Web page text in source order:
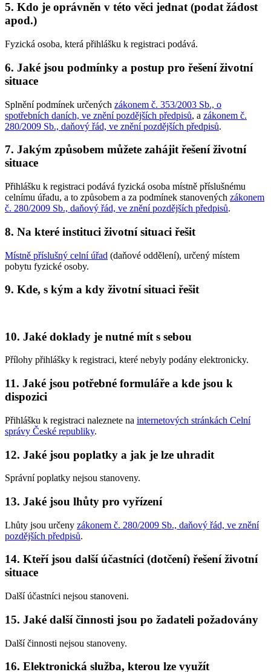
5. Kdo je oprávněn v této věci jednat (podat žádost
apod.)
Fyzická osoba, která přihlášku k registraci podává.
6. Jaké jsou podmínky a postup pro řešení životní
situace
Splnění podmínek určených zákonem č. 353/2003 Sb., o
spotřebních daních, ve znění pozdějších předpisů, a zákonem č.
280/2009 Sb., daňový řád, ve znění pozdějších předpisů.
7. Jakým způsobem můžete zahájit řešení životní
situace
Přihlášku k registraci podává fyzická osoba místně příslušnému
celnímu úřadu, a to způsobem a za podmínek stanovených zákonem
č. 280/2009 Sb., daňový řád, ve znění pozdějších předpisů.
8. Na které instituci životní situaci řešit
Místně příslušný celní úřad (daňové oddělení), určený místem
pobytu fyzické osoby.
9. Kde, s kým a kdy životní situaci řešit
10. Jaké doklady je nutné mít s sebou
Přílohy přihlášky k registraci, které nebyly podány elektronicky.
11. Jaké jsou potřebné formuláře a kde jsou k
dispozici
Přihlášku k registraci naleznete na internetových stránkách Celní
správy České republiky.
12. Jaké jsou poplatky a jak je lze uhradit
Správní poplatky nejsou stanoveny.
13. Jaké jsou lhůty pro vyřízení
Lhůty jsou určeny zákonem č. 280/2009 Sb., daňový řád, ve znění
pozdějších předpisů.
14. Kteří jsou další účastníci (dotčení) řešení životní
situace
Další účastníci nejsou stanoveni.
15. Jaké další činnosti jsou po žadateli požadovány
Další činnosti nejsou stanoveny.
16. Elektronická služba, kterou lze využít